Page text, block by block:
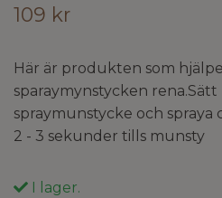
109 kr
Här är produkten som
sparaymynstycken rena.Sätt
spraymunstycke och spraya
2 - 3 sekunder tills munsty
I lager.